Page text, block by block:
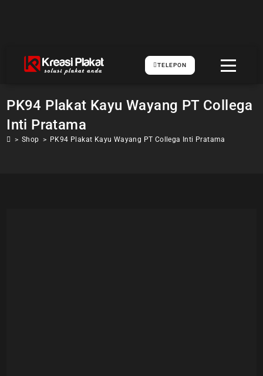
TELEPON
PK94 Plakat Kayu Wayang PT Collega
Inti Pratama
> Shop > PK94 Plakat Kayu Wayang PT Collega Inti Pratama